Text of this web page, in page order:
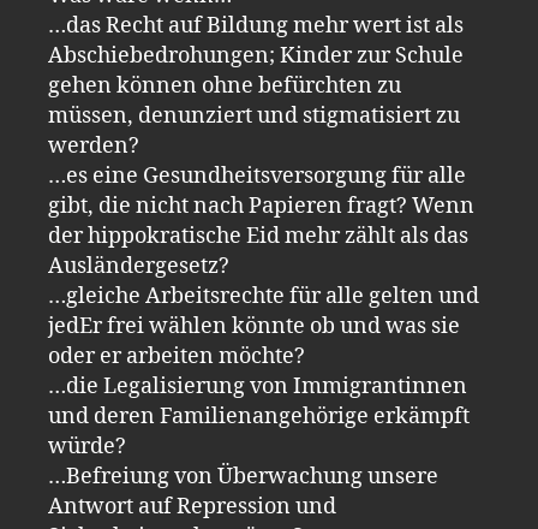
…das Recht auf Bildung mehr wert ist als
Abschiebedrohungen; Kinder zur Schule
gehen können ohne befürchten zu
müssen, denunziert und stigmatisiert zu
werden?
…es eine Gesundheitsversorgung für alle
gibt, die nicht nach Papieren fragt? Wenn
der hippokratische Eid mehr zählt als das
Ausländergesetz?
…gleiche Arbeitsrechte für alle gelten und
jedEr frei wählen könnte ob und was sie
oder er arbeiten möchte?
…die Legalisierung von Immigrantinnen
und deren Familienangehörige erkämpft
würde?
…Befreiung von Überwachung unsere
Antwort auf Repression und